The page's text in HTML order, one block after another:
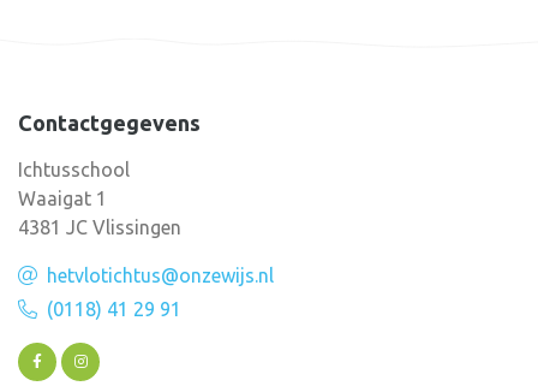
Contactgegevens
Ichtusschool
Waaigat 1
4381 JC Vlissingen
hetvlotichtus@onzewijs.nl
(0118) 41 29 91